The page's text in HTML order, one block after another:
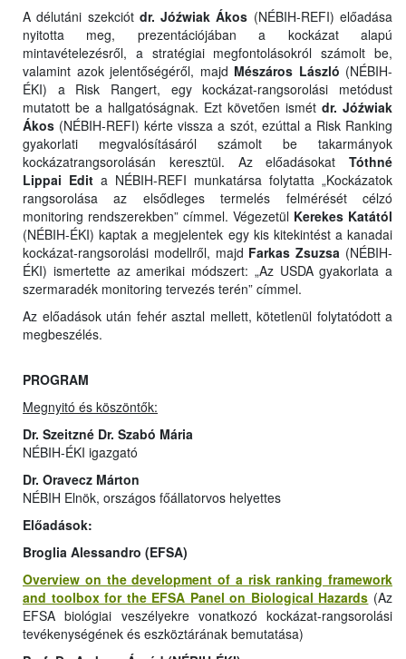
A délutáni szekciót dr. Jóźwiak Ákos (NÉBIH-REFI) előadása
nyitotta meg, prezentációjában a kockázat alapú
mintavételezésről, a stratégiai megfontolásokról számolt be,
valamint azok jelentőségéről, majd Mészáros László (NÉBIH-
ÉKI) a Risk Rangert, egy kockázat-rangsorolási metódust
mutatott be a hallgatóságnak. Ezt követően ismét dr. Jóźwiak
Ákos (NÉBIH-REFI) kérte vissza a szót, ezúttal a Risk Ranking
gyakorlati megvalósításáról számolt be takarmányok
kockázatrangsorolásán keresztül. Az előadásokat Tóthné
Lippai Edit a NÉBIH-REFI munkatársa folytatta „Kockázatok
rangsorolása az elsődleges termelés felmérését célzó
monitoring rendszerekben” címmel. Végezetül Kerekes Katától
(NÉBIH-ÉKI) kaptak a megjelentek egy kis kitekintést a kanadai
kockázat-rangsorolási modellről, majd Farkas Zsuzsa (NÉBIH-
ÉKI) ismertette az amerikai módszert: „Az USDA gyakorlata a
szermaradék monitoring tervezés terén” címmel.
Az előadások után fehér asztal mellett, kötetlenül folytatódott a
megbeszélés.
PROGRAM
Megnyitó és köszöntők:
Dr. Szeitzné Dr. Szabó Mária
NÉBIH-ÉKI igazgató
Dr. Oravecz Márton
NÉBIH Elnök, országos főállatorvos helyettes
Előadások:
Broglia Alessandro (EFSA)
Overview on the development of a risk ranking framework
and toolbox for the EFSA Panel on Biological Hazards (Az
EFSA biológiai veszélyekre vonatkozó kockázat-rangsorolási
tevékenységének és eszköztárának bemutatása)